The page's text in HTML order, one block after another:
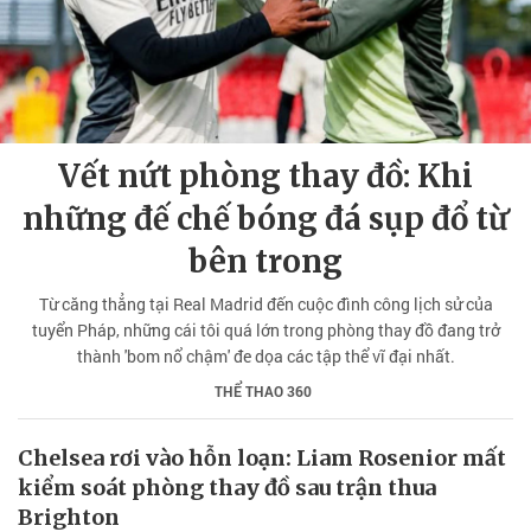
Vết nứt phòng thay đồ: Khi
những đế chế bóng đá sụp đổ từ
bên trong
Từ căng thẳng tại Real Madrid đến cuộc đình công lịch sử của
tuyển Pháp, những cái tôi quá lớn trong phòng thay đồ đang trở
thành 'bom nổ chậm' đe dọa các tập thể vĩ đại nhất.
THỂ THAO 360
Chelsea rơi vào hỗn loạn: Liam Rosenior mất
kiểm soát phòng thay đồ sau trận thua
Brighton